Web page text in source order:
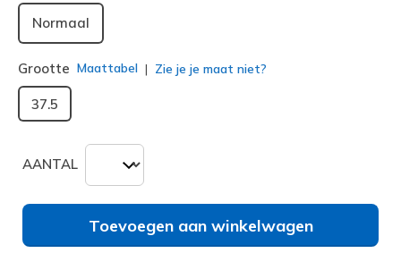
Normaal
Grootte Maattabel Zie je je maat niet?
37.5
AANTAL
Toevoegen aan winkelwagen